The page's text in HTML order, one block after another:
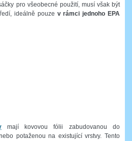
pro všeobecné použití, musí však být
ideálně pouze v rámci jednoho EPA
mají kovovou fólii zabudovanou do
potaženou na existující vrstvy. Tento